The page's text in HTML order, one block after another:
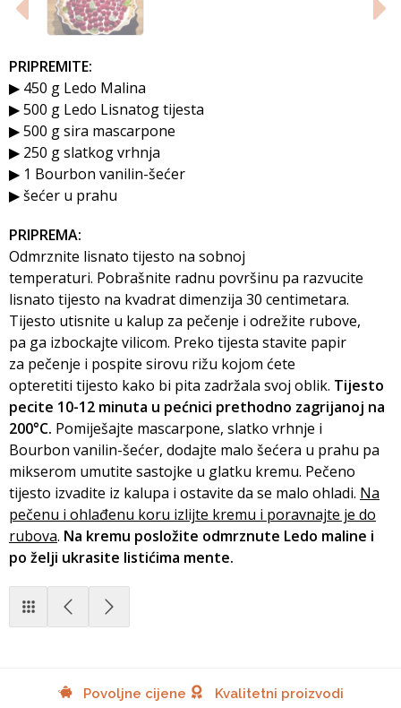
PRIPREMITE:
▶ 450 g Ledo Malina
▶ 500 g Ledo Lisnatog tijesta
▶ 500 g sira mascarpone
▶ 250 g slatkog vrhnja
▶ 1 Bourbon vanilin-šećer
▶ šećer u prahu
PRIPREMA:
Odmrznite lisnato tijesto na sobnoj
temperaturi. Pobrašnite radnu površinu pa razvucite
lisnato tijesto na kvadrat dimenzija 30 centimetara.
Tijesto utisnite u kalup za pečenje i odrežite rubove,
pa ga izbockajte vilicom. Preko tijesta stavite papir
za pečenje i pospite sirovu rižu kojom ćete
opteretiti tijesto kako bi pita zadržala svoj oblik. Tijesto
pecite 10-12 minuta u pećnici prethodno zagrijanoj na
200°C. Pomiješajte mascarpone, slatko vrhnje i
Bourbon vanilin-šećer, dodajte malo šećera u prahu pa
mikserom umutite sastojke u glatku kremu. Pečeno
tijesto izvadite iz kalupa i ostavite da se malo ohladi. Na
pečenu i ohlađenu koru izlijte kremu i poravnajte je do
rubova. Na kremu posložite odmrznute Ledo maline i
po želji ukrasite listićima mente.
Povoljne cijene Kvalitetni proizvodi